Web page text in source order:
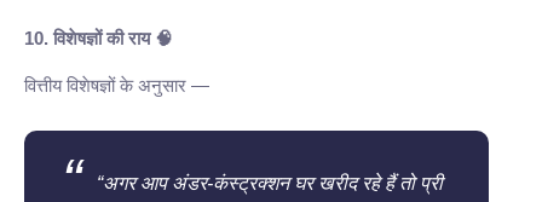
10. विशेषज्ञों की राय 🧠
वित्तीय विशेषज्ञों के अनुसार —
“अगर आप अंडर-कंस्ट्रक्शन घर खरीद रहे हैं तो प्री